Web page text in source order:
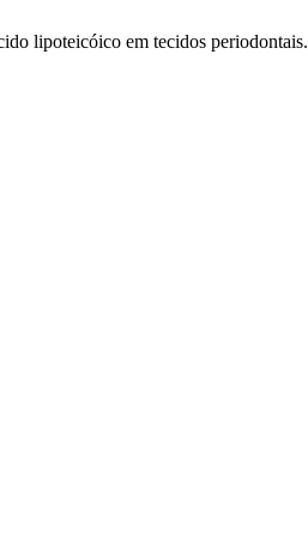
lipoteicóico em tecidos periodontais.